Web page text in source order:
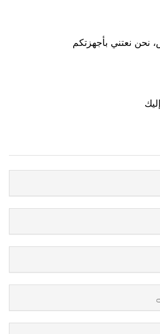
نحن نعتني بأجهزتكم